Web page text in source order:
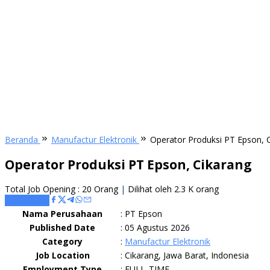
Beranda Manufactur Elektronik Operator Produksi PT Epson,
Operator Produksi PT Epson, Cikarang
Total Job Opening : 20 Orang | Dilihat oleh 2.3 K orang
Nama Perusahaan
: PT Epson
Published Date
: 05 Agustus 2026
Category
: Manufactur Elektronik
Job Location
: Cikarang, Jawa Barat, Indonesia